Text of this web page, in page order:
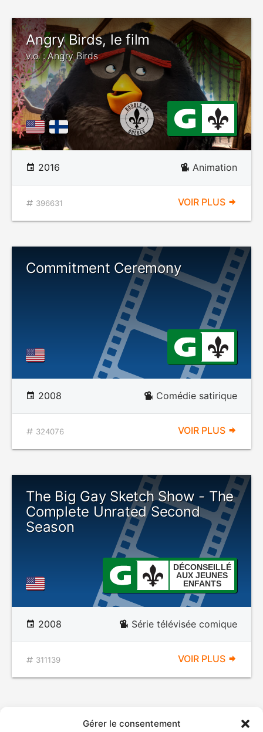
Gérer le consentement
Angry Birds, le film
v.o. : Angry Birds
2016 Animation
396631 VOIR PLUS
Commitment Ceremony
2008 Comédie satirique
324076 VOIR PLUS
The Big Gay Sketch Show - The
Complete Unrated Second
Season
DÉCONSEILLÉ
AUX JEUNES
ENFANTS
2008 Série télévisée comique
311139 VOIR PLUS